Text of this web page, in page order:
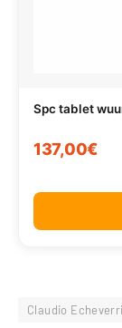
Spc tablet
137,00€
Claudio Echeverri